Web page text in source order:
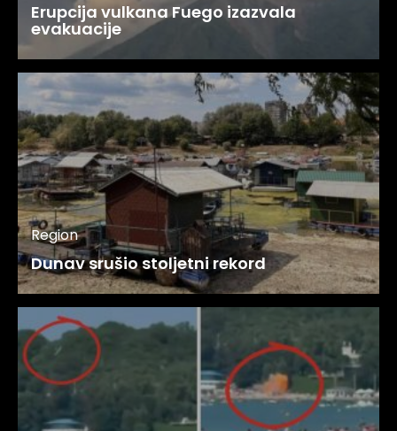
Erupcija vulkana Fuego izazvala
evakuacije
Region
Dunav srušio stoljetni rekord